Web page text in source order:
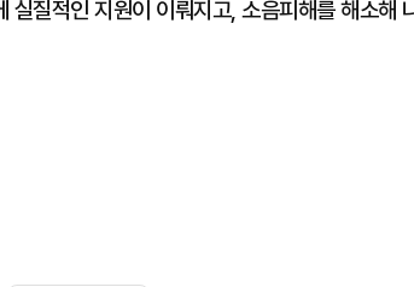
질적인 지원이 이뤄지고, 소음피해를 해소해